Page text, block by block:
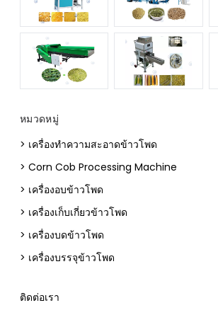
หมวดหมู่
> เครื่องทำความสะอาดข้าวโพด
> Corn Cob Processing Machine
> เครื่องอบข้าวโพด
> เครื่องเก็บเกี่ยวข้าวโพด
> เครื่องบดข้าวโพด
> เครื่องบรรจุข้าวโพด
ติดต่อเรา